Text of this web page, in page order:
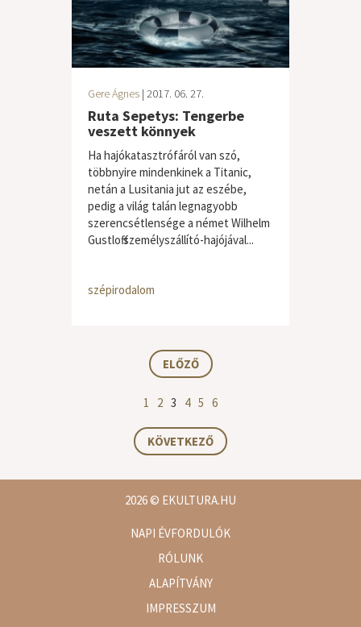
Gere Ágnes | 2017. 06. 27.
Ruta Sepetys: Tengerbe
veszett könnyek
Ha hajókatasztrófáról van szó,
többnyire mindenkinek a Titanic,
netán a Lusitania jut az eszébe,
pedig a világ talán legnagyobb
szerencsétlensége a német Wilhelm
Gustloff személyszállító-hajójával...
szépirodalom
ELŐZŐ
1 2 3 4 5 6
KÖVETKEZŐ
2026© EKULTURA.HU
NAPI ÉVFORDULÓK
RÓLUNK
ALAPÍTVÁNY
IMPRESSZUM